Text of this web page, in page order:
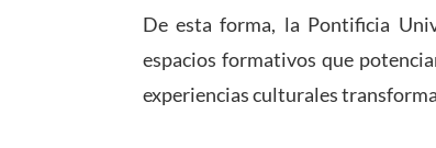
De esta forma, la Pontificia
espacios formativos que
experiencias culturales